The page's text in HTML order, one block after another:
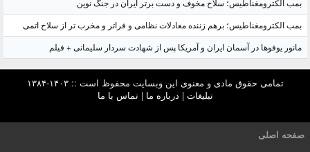
بمب الکترومغناطیس؛ سلاح مخوف و دست برتر ایران در جنگ نوین
بمب الکترومغناطیس؛ برهم زننده معادلات نظامی و فراتر و مخرب تر از سلاح اتمی
مانور یوفوها در آسمان ایران و آمریکا پس از شهادت سردار سلیمانی + فیلم
تمامی حقوق مادی و معنوی این وبسایت محفوظ است :: ۱۴۰۳-۱۳۸۴
تبلیغات | درباره ما |تماس با ما
صفحه اصلی